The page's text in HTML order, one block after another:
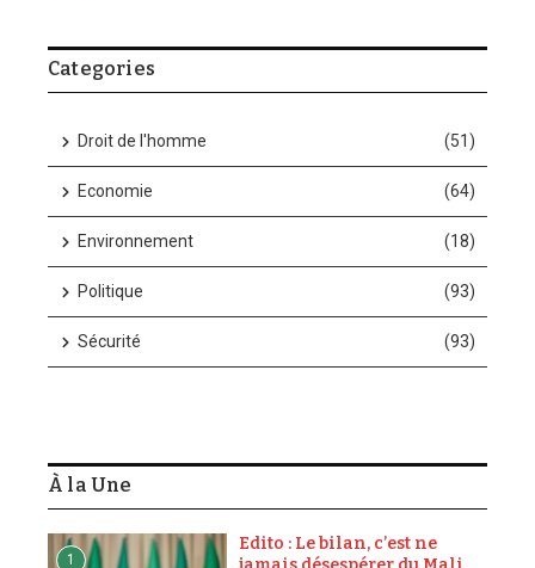
Categories
Droit de l'homme (51)
Economie (64)
Environnement (18)
Politique (93)
Sécurité (93)
À la Une
1
Edito : Le bilan, c’est ne